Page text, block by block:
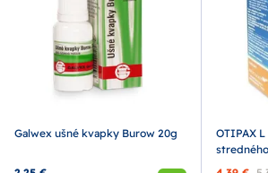
Galwex ušné kvapky Burow 20g
OTIPAX